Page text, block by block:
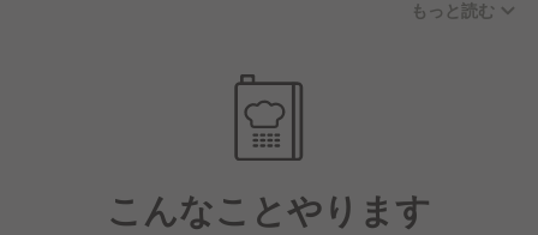
また事業運営においては物事を徹底的に仕組化し、効
率的な運営と商品・サービスの品質の担保を心がけて
もっと読む
こんなことやります